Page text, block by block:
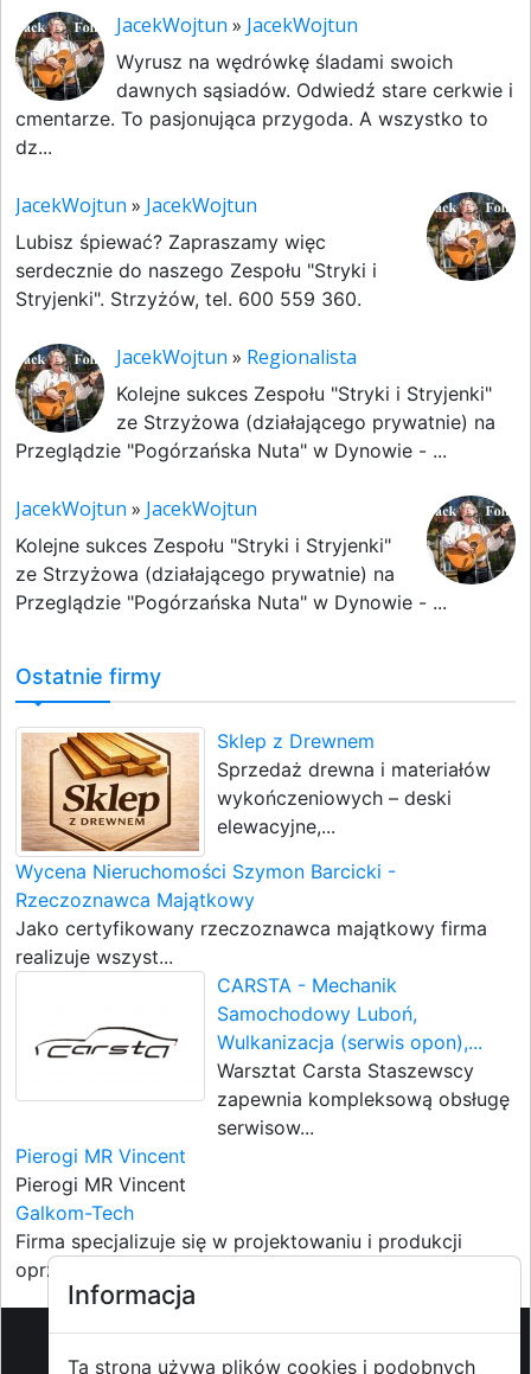
JacekWojtun » JacekWojtun
Wyrusz na wędrówkę śladami swoich
dawnych sąsiadów. Odwiedź stare cerkwie i
cmentarze. To pasjonująca przygoda. A wszystko to
dz...
JacekWojtun » JacekWojtun
Lubisz śpiewać? Zapraszamy więc
serdecznie do naszego Zespołu "Stryki i
Stryjenki". Strzyżów, tel. 600 559 360.
JacekWojtun » Regionalista
Kolejne sukces Zespołu "Stryki i Stryjenki"
ze Strzyżowa (działającego prywatnie) na
Przeglądzie "Pogórzańska Nuta" w Dynowie - ...
JacekWojtun » JacekWojtun
Kolejne sukces Zespołu "Stryki i Stryjenki"
ze Strzyżowa (działającego prywatnie) na
Przeglądzie "Pogórzańska Nuta" w Dynowie - ...
Ostatnie firmy
Sklep z Drewnem
Sprzedaż drewna i materiałów
wykończeniowych – deski
elewacyjne,...
Wycena Nieruchomości Szymon Barcicki -
Rzeczoznawca Majątkowy
Jako certyfikowany rzeczoznawca majątkowy firma
realizuje wszyst...
CARSTA - Mechanik
Samochodowy Luboń,
Wulkanizacja (serwis opon),...
Warsztat Carsta Staszewscy
zapewnia kompleksową obsługę
serwisow...
Pierogi MR Vincent
Pierogi MR Vincent
Galkom-Tech
Firma specjalizuje się w projektowaniu i produkcji
oprzyrządowan...
Informacja
Ta strona używa plików cookies i podobnych